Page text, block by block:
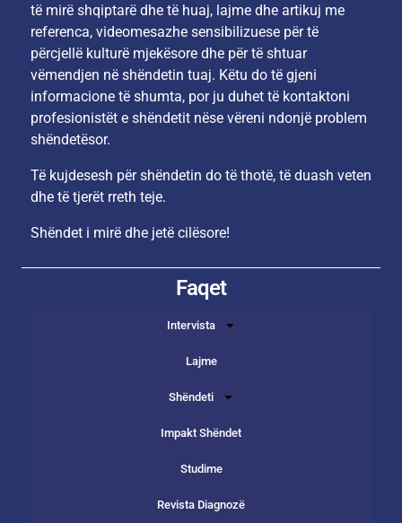
të mirë shqiptarë dhe të huaj, lajme dhe artikuj me
referenca, videomesazhe sensibilizuese për të
përcjellë kulturë mjekësore dhe për të shtuar
vëmendjen në shëndetin tuaj. Këtu do të gjeni
informacione të shumta, por ju duhet të kontaktoni
profesionistët e shëndetit nëse vëreni ndonjë problem
shëndetësor.
Të kujdesesh për shëndetin do të thotë, të duash veten
dhe të tjerët rreth teje.
Shëndet i mirë dhe jetë cilësore!
Faqet
Intervista
Lajme
Shëndeti
Impakt Shëndet
Studime
Revista Diagnozë